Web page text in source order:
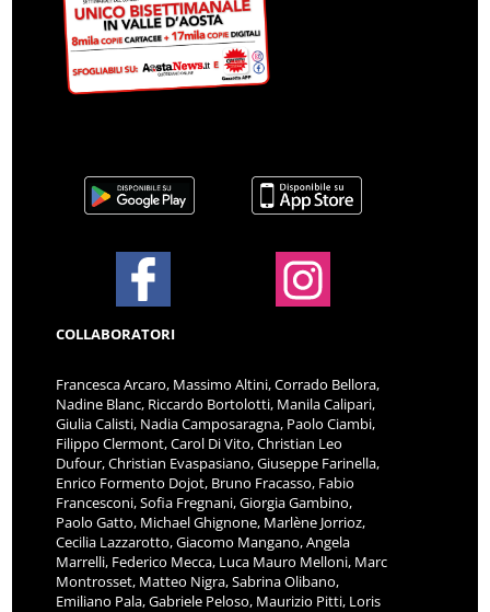
COLLABORATORI
Francesca Arcaro, Massimo Altini, Corrado Bellora,
Nadine Blanc, Riccardo Bortolotti, Manila Calipari,
Giulia Calisti, Nadia Camposaragna, Paolo Ciambi,
Filippo Clermont, Carol Di Vito, Christian Leo
Dufour, Christian Evaspasiano, Giuseppe Farinella,
Enrico Formento Dojot, Bruno Fracasso, Fabio
Francesconi, Sofia Fregnani, Giorgia Gambino,
Paolo Gatto, Michael Ghignone, Marlène Jorrioz,
Cecilia Lazzarotto, Giacomo Mangano, Angela
Marrelli, Federico Mecca, Luca Mauro Melloni, Marc
Montrosset, Matteo Nigra, Sabrina Olibano,
Emiliano Pala, Gabriele Peloso, Maurizio Pitti, Loris